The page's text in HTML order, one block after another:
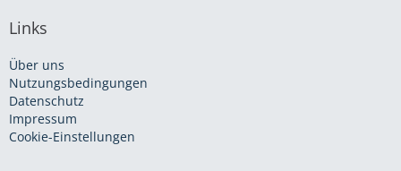
Links
Über uns
Nutzungsbedingungen
Datenschutz
Impressum
Cookie-Einstellungen